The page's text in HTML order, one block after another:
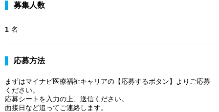
募集人数
1 名
応募方法
まずはマイナビ医療福祉キャリアの【応募するボタン】よりご応募
ください。
応募シートを入力の上、送信ください。
面接日など追ってご連絡します。